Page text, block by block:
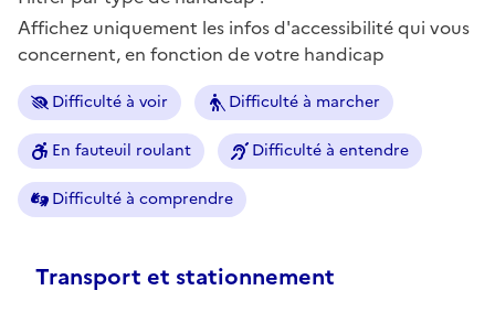
Affichez uniquement les infos d'accessibilité qui vous
concernent, en fonction de votre handicap
Difficulté à voir Difficulté à marcher
En fauteuil roulant Difficulté à entendre
Difficulté à comprendre
Transport et stationnement